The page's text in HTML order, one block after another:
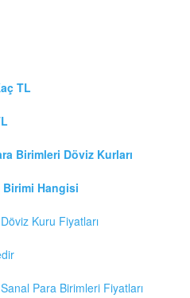
TL
Birimleri Döviz Kurları
Birimi Hangisi
Kuru Fiyatları
Para Birimleri Fiyatları